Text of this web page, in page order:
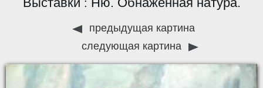
:
предыдущая картина
следующая картина